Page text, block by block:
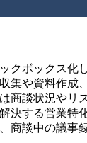
クボックス
集や資料作成
商談状況やリ
決する営業特
商談中の議事